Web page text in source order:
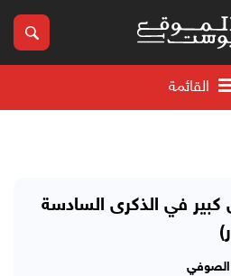
القائمة
كبير في الذكرى السادسة
الصوفي